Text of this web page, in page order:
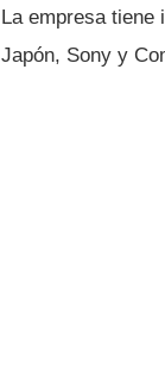
La empresa
Japón, Sony y